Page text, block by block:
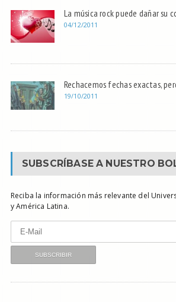
La música rock puede dañar su
04/12/2011
Rechacemos fechas exactas,
19/10/2011
SUBSCRÍBASE A NUESTRO
Reciba la información más relevante del
y América Latina.